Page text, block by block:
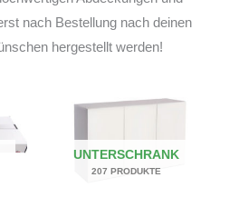
nach Bestellung nach deinen
hergestellt werden!
UNTERSCHRANK
207 PRODUKTE